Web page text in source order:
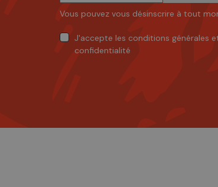
Vous pouvez vous désinscrire à tout
J'accepte les conditions générales
confidentialité